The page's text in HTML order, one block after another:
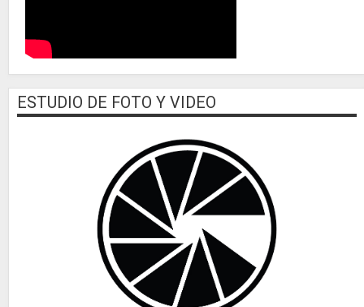
ESTUDIO DE FOTO Y VIDEO